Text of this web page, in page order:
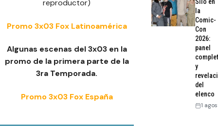
reproductor)
Promo 3x03 Fox Latinoamérica
Algunas escenas del 3x03 en la
promo de la primera parte de la
3ra Temporada.
Promo 3x03 Fox España
la
Comic-
Con
2026:
panel
y
del
elenco
1